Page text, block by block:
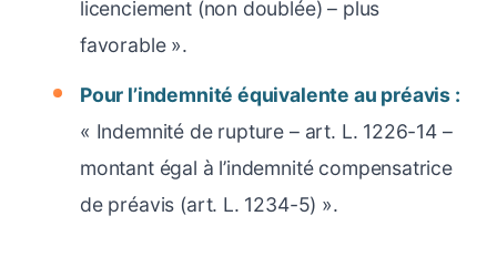
licenciement (non doublée) – plus
favorable ».
Pour l’indemnité équivalente au préavis :
« Indemnité de rupture – art. L. 1226-14 –
montant égal à l’indemnité compensatrice
de préavis (art. L. 1234-5) ».